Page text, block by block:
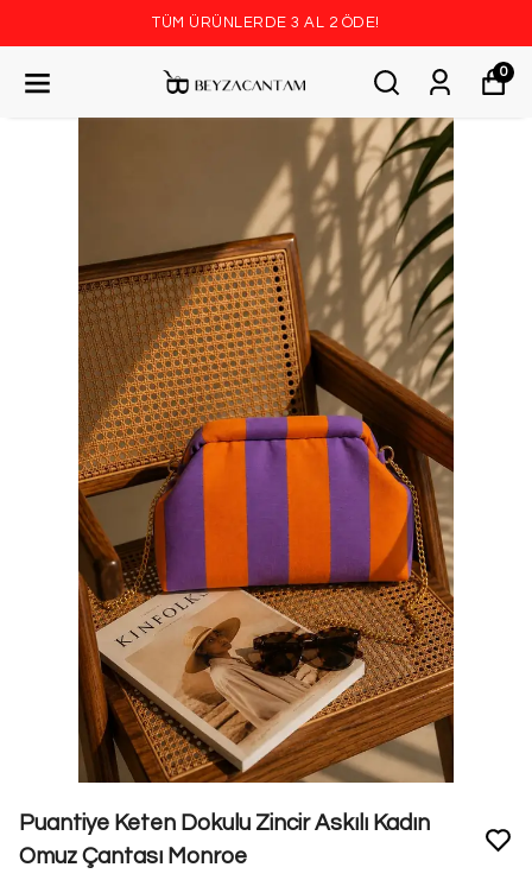
TÜM ÜRÜNLERDE 3 AL 2 ÖDE!
0
Puantiye Keten Dokulu Zincir Askılı Kadın
Omuz Çantası Monroe